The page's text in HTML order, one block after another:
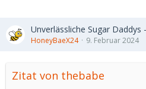
Unverlässliche Sugar Daddys
HoneyBaeX24 9. Februar 2024
Zitat von thebabe